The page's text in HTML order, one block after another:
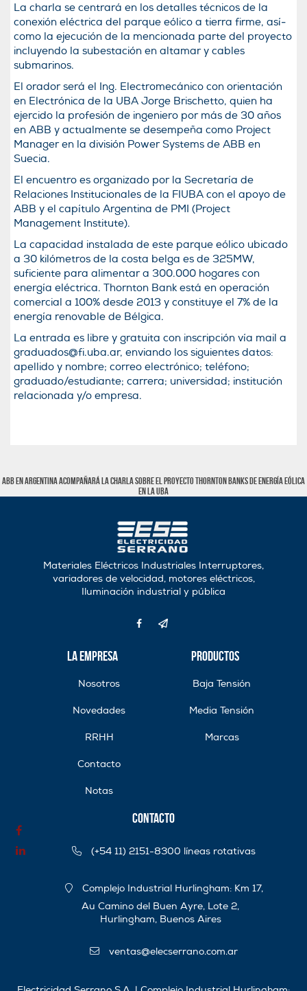
La charla se centrará en los detalles técnicos de la
conexión eléctrica del parque eólico a tierra firme, así­
como la ejecución de la mencionada parte del proyecto
incluyendo la subestación en altamar y cables
submarinos.
El orador será el Ing. Electromecánico con orientación
en Electrónica de la UBA Jorge Brischetto, quien ha
ejercido la profesión de ingeniero por más de 30 años
en ABB y actualmente se desempeña como Project
Manager en la división Power Systems de ABB en
Suecia.
El encuentro es organizado por la Secretarí­a de
Relaciones Institucionales de la FIUBA con el apoyo de
ABB y el capí­tulo Argentina de PMI (Project
Management Institute).
La capacidad instalada de este parque eólico ubicado
a 30 kilómetros de la costa belga es de 325MW,
suficiente para alimentar a 300.000 hogares con
energí­a eléctrica. Thornton Bank está en operación
comercial a 100% desde 2013 y constituye el 7% de la
energí­a renovable de Bélgica.
La entrada es libre y gratuita con inscripción ví­a mail a
graduados@fi.uba.ar, enviando los siguientes datos:
apellido y nombre; correo electrónico; teléfono;
graduado/estudiante; carrera; universidad; institución
relacionada y/o empresa.
ABB en Argentina acompañará la charla sobre el proyecto Thornton Banks de energí­a eólica
en la UBA
Materiales Eléctricos Industriales Interruptores,
variadores de velocidad, motores eléctricos,
Iluminación industrial y pública
La Empresa
Nosotros
Novedades
RRHH
Contacto
Notas
Productos
Baja Tensión
Media Tensión
Marcas
Contacto
(+54 11) 2151-8300 líneas rotativas
Complejo Industrial Hurlingham: Km 17,
Au Camino del Buen Ayre, Lote 2,
Hurlingham, Buenos Aires
ventas@elecserrano.com.ar